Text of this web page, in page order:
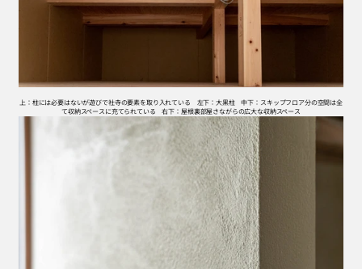
上：柱には必要はないが遊びで社寺の要素を取り入れている　左下：大黒柱　中下：スキップフロア分の空間は全
て収納スペースに充てられている　右下：屋根裏部屋さながらの広大な収納スペース